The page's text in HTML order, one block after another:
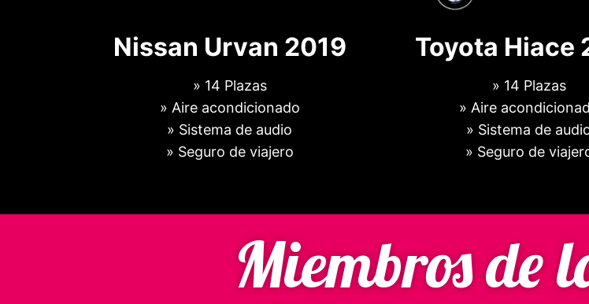
Nissan Urvan 2019
» 14 Plazas
» Aire acondicionado
» Sistema de audio
» Seguro de viajero
Toyota Hiace
» 14 Plazas
» Aire
» Sistema de
» Seguro de
Miembros de